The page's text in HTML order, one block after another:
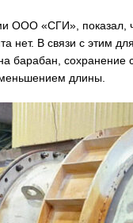
ООО «СГИ», показал,
нет. В связи с этим
барабан, сохранение
длины.